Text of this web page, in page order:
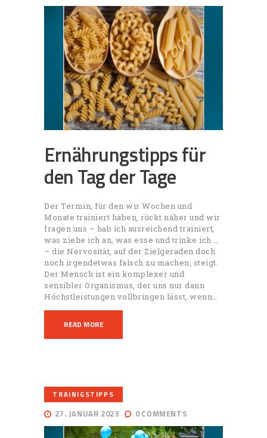
Ernährungstipps für
den Tag der Tage
Der Termin, für den wir Wochen und
Monate trainiert haben, rückt näher und wir
fragen uns – hab ich ausreichend trainiert,
was ziehe ich an, was esse und trinke ich …
– die Nervosität, auf der Zielgeraden doch
noch irgendetwas falsch zu machen, steigt.
Der Mensch ist ein komplexer und
sensibler Organismus, der uns nur dann
Höchstleistungen vollbringen lässt, wenn…
READ MORE
TRAINIGSTIPPS
27. JANUAR 2023 0COMMENTS